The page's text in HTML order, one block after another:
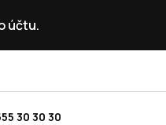
účtu.
30 30 30